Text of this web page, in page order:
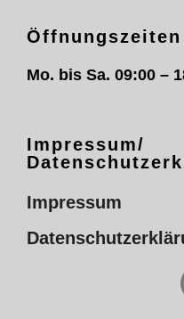
Öffnungszeiten
Mo. bis Sa. 09:00 –
Impressum/
Impressum